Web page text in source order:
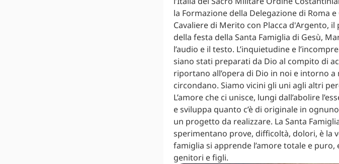
la Formazione della Delegazione di Roma
Cavaliere di Merito con Placca d'Argento,
della festa della Santa Famiglia di Gesù,
l’audio e il testo. L’inquietudine e
siano stati preparati da Dio al compito di
riportano all’opera di Dio in noi e intorno
circondano. Siamo vicini gli uni agli altri
L’amore che ci unisce, lungi dall’abolire
e sviluppa quanto c’è di originale in
un progetto da realizzare. La Santa
sperimentano prove, difficoltà, dolori, è la
famiglia si apprende l’amore totale e
genitori e figli.